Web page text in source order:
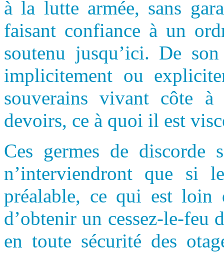
à la lutte armée, sans
faisant confiance à un
soutenu jusqu’ici. De
implicitement ou
souverains vivant côte
devoirs, ce à quoi il est
Ces germes de discorde
n’interviendront que si
préalable, ce qui est loin
d’obtenir un cessez-le-feu
en toute sécurité des